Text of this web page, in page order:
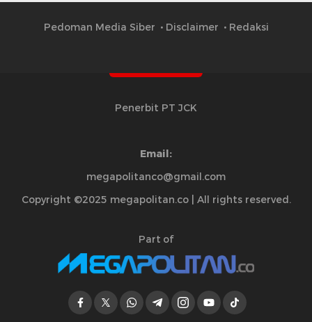
Pedoman Media Siber Disclaimer Redaksi
Penerbit PT JCK
Email:
megapolitanco@gmail.com
Copyright ©2025 megapolitan.co | All rights reserved.
Part of